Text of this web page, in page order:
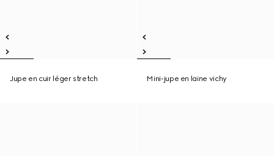
Jupe en cuir léger stretch Mini-jupe en laine vichy